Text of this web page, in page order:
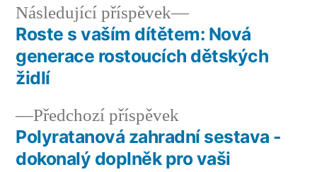
Navigace
pro
příspěvek
Předchozí příspěvekPředchozí
příspěvek:
Polyratanová zahradní sestava -
dokonalý doplněk pro vaši
Následující příspěvek
Následující
příspěvek:
Roste s vaším dítětem: Nová
generace rostoucích dětských
židlí